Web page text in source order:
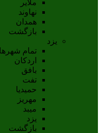
ملاير
نهاوند
همدان
بازگشت
یزد
تمام شهر‌ها
اردکان
بافق
تفت
حميديا
مهریز
ميبد
يزد
بازگشت